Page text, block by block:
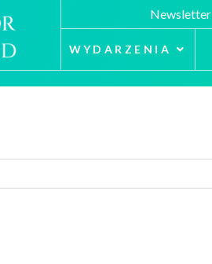
Newsletter
WYDARZENIA